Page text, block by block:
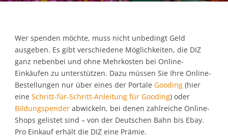
Wer spenden möchte, muss nicht unbedingt Geld
ausgeben. Es gibt verschiedene Möglichkeiten, die DIZ
ganz nebenbei und ohne Mehrkosten bei Online-
Einkäufen zu unterstützen. Dazu müssen Sie Ihre Online-
Bestellungen nur über eines der Portale Gooding (hier
eine Schritt-für-Schritt-Anleitung für Gooding) oder
Bildungspender abwickeln, bei denen zahlreiche Online-
Shops gelistet sind – von der Deutschen Bahn bis Ebay.
Pro Einkauf erhält die DIZ eine Prämie.